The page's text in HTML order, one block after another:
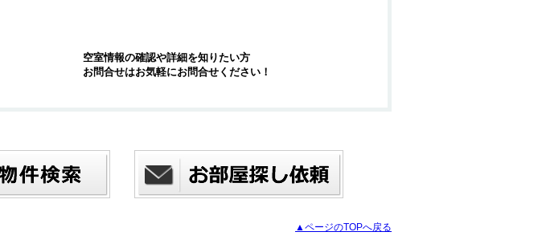
空室情報の確認や詳細を知りたい方
お問合せはお気軽にお問合せください！
▲ページのTOPへ戻る